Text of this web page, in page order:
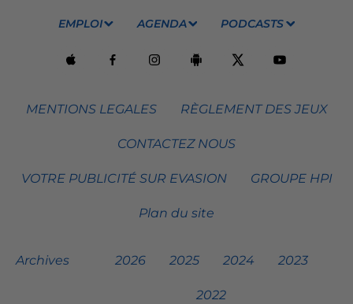
EMPLOI AGENDA PODCASTS
MENTIONS LEGALES RÈGLEMENT DES JEUX
CONTACTEZ NOUS
VOTRE PUBLICITÉ SUR EVASION GROUPE HPI
Plan du site
Archives 2026 2025 2024 2023
2022